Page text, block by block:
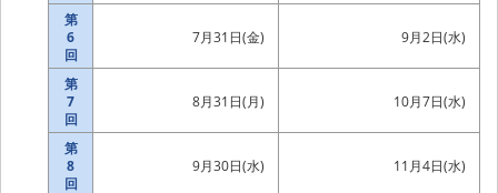
第
6
回
7月31日(金) 9月2日(水)
第
7
回
8月31日(月) 10月7日(水)
第
8
回
9月30日(水) 11月4日(水)